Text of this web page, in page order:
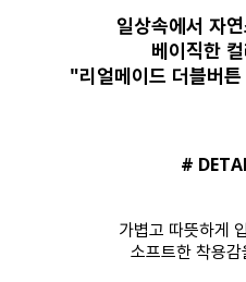
일상속에서 자
베이직한
"리얼메이드 더블버
#
가볍고 따뜻하게
소프트한 착용